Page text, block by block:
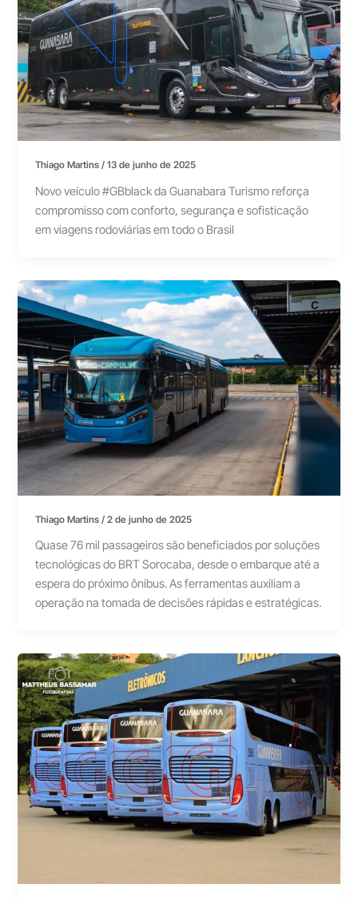
Thiago Martins/13 de junho de 2025
Novo veículo #GBblack da Guanabara Turismo reforça
compromisso com conforto, segurança e sofisticação
em viagens rodoviárias em todo o Brasil
Thiago Martins/2 de junho de 2025
Quase 76 mil passageiros são beneficiados por soluções
tecnológicas do BRT Sorocaba, desde o embarque até a
espera do próximo ônibus. As ferramentas auxiliam a
operação na tomada de decisões rápidas e estratégicas.